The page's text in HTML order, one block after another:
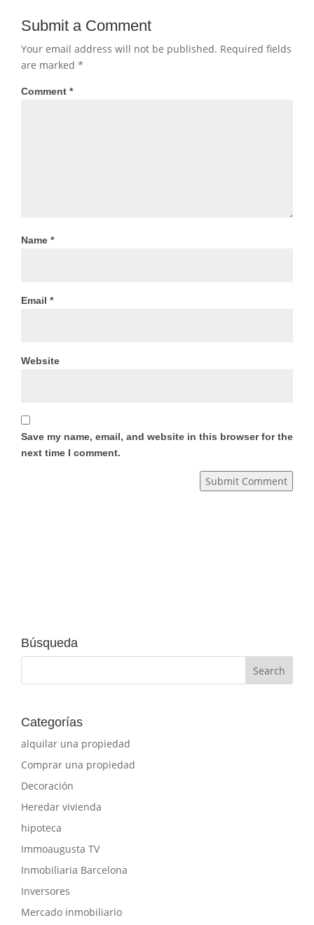
Submit a Comment
Your email address will not be published. Required fields
are marked *
Comment *
Name *
Email *
Website
Save my name, email, and website in this browser for the
next time I comment.
Submit Comment
Búsqueda
Categorías
alquilar una propiedad
Comprar una propiedad
Decoración
Heredar vivienda
hipoteca
Immoaugusta TV
Inmobiliaria Barcelona
Inversores
Mercado inmobiliario